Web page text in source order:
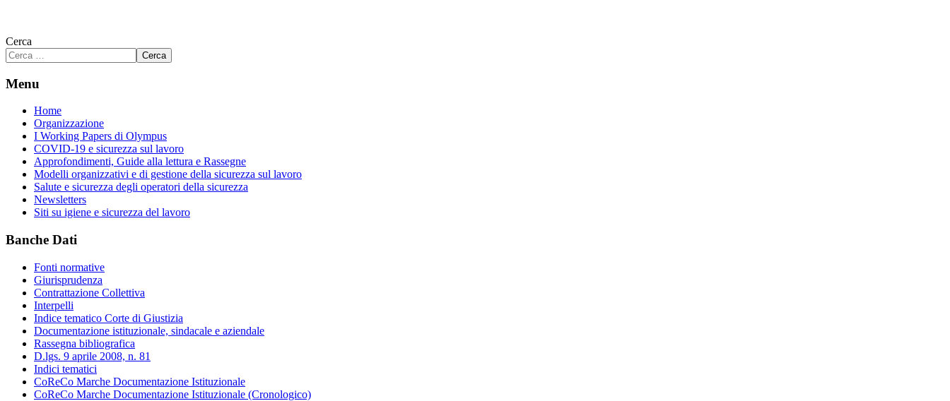
Cerca
Cerca
Menu
Home
Organizzazione
I Working Papers di Olympus
COVID-19 e sicurezza sul lavoro
Approfondimenti, Guide alla lettura e Rassegne
Modelli organizzativi e di gestione della sicurezza sul lavoro
Salute e sicurezza degli operatori della sicurezza
Newsletters
Siti su igiene e sicurezza del lavoro
Banche Dati
Fonti normative
Giurisprudenza
Contrattazione Collettiva
Interpelli
Indice tematico Corte di Giustizia
Documentazione istituzionale, sindacale e aziendale
Rassegna bibliografica
D.lgs. 9 aprile 2008, n. 81
Indici tematici
CoReCo Marche Documentazione Istituzionale
CoReCo Marche Documentazione Istituzionale (Cronologico)